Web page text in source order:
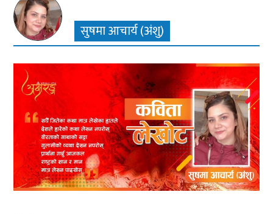
सुषमा आचार्य (अंशु)